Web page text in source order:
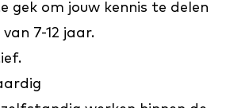
gek om jouw kennis te delen
7-12 jaar.